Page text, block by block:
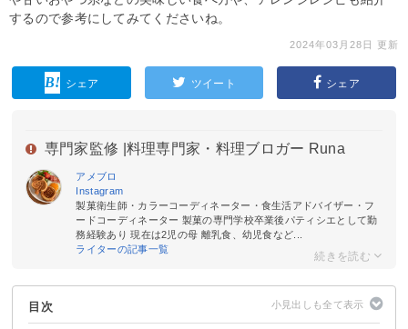
するので参考にしてみてくださいね。
2024年03月28日 更新
シェア ツイート シェア
専門家監修 | 料理専門家・料理ブロガー Runa
アメブロ
Instagram
製菓衛生師・カラーコーディネーター・食生活アドバイザー・フ
ードコーディネーター 製菓の専門学校卒業後パティシエとして勤
務経験あり 現在は2児の母 離乳食、幼児食など...
ライターの記事一覧
目次